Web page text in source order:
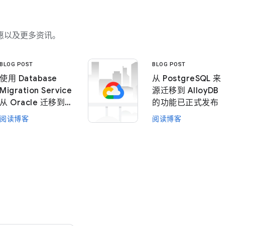
及更多资讯。
BLOG POST
使用 Database
Migration Service
从 Oracle 迁移到
PostgreSQL 的新
阅读博客
BLOG POST
从 PostgreSQL 来
源迁移到 AlloyDB
的功能已正式发布
阅读博客